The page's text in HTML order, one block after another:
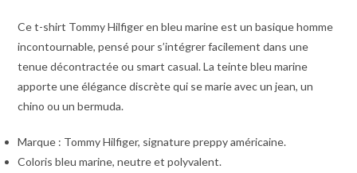
Ce t-shirt Tommy Hilfiger en bleu marine est un basique homme
incontournable, pensé pour s’intégrer facilement dans une
tenue décontractée ou smart casual. La teinte bleu marine
apporte une élégance discrète qui se marie avec un jean, un
chino ou un bermuda.
Marque : Tommy Hilfiger, signature preppy américaine.
Coloris bleu marine, neutre et polyvalent.